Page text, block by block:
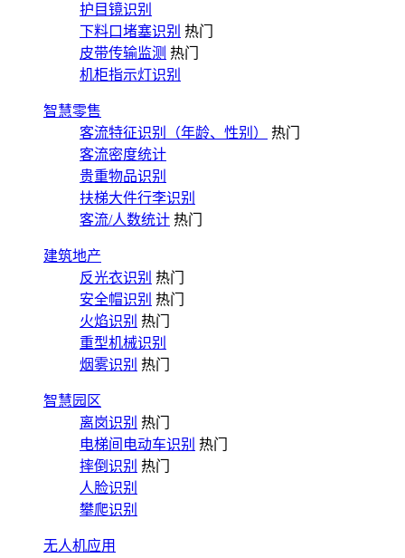
护目镜识别
下料口堵塞识别 热门
皮带传输监测 热门
机柜指示灯识别
智慧零售
客流特征识别（年龄、性别）
热门
客流密度统计
贵重物品识别
扶梯大件行李识别
客流/人数统计 热门
建筑地产
反光衣识别 热门
安全帽识别 热门
火焰识别 热门
重型机械识别
烟雾识别 热门
智慧园区
离岗识别 热门
电梯间电动车识别 热门
摔倒识别 热门
人脸识别
攀爬识别
无人机应用